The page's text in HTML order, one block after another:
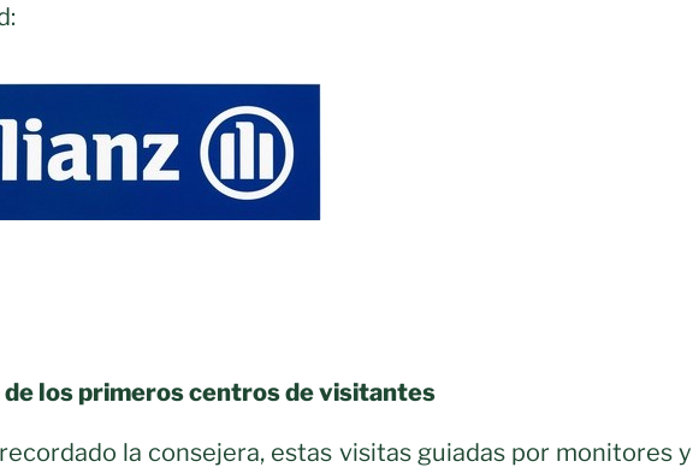
los primeros centros de visitantes
la consejera, estas visitas guiadas por monitores y